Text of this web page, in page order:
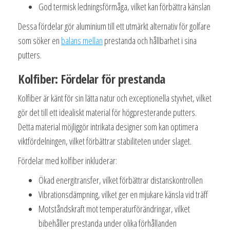
God termisk ledningsförmåga, vilket kan förbättra känslan
Dessa fördelar gör aluminium till ett utmärkt alternativ för golfare
som söker en balans mellan prestanda och hållbarhet i sina
putters.
Kolfiber: Fördelar för prestanda
Kolfiber är känt för sin lätta natur och exceptionella styvhet, vilket
gör det till ett idealiskt material för högpresterande putters.
Detta material möjliggör intrikata designer som kan optimera
viktfördelningen, vilket förbättrar stabiliteten under slaget.
Fördelar med kolfiber inkluderar:
Ökad energitransfer, vilket förbättrar distanskontrollen
Vibrationsdämpning, vilket ger en mjukare känsla vid träff
Motståndskraft mot temperaturförändringar, vilket
bibehåller prestanda under olika förhållanden